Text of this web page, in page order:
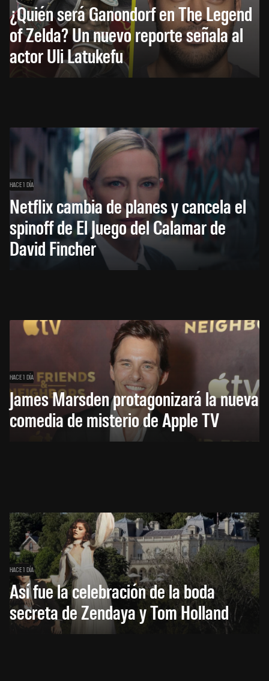
¿Quién será Ganondorf en The Legend
of Zelda? Un nuevo reporte señala al
actor Uli Latukefu
HACE 1 DÍA
Netflix cambia de planes y cancela el
spinoff de El Juego del Calamar de
David Fincher
HACE 1 DÍA
James Marsden protagonizará la nueva
comedia de misterio de Apple TV
HACE 1 DÍA
Así fue la celebración de la boda
secreta de Zendaya y Tom Holland